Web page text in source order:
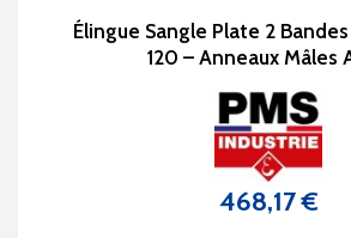
Élingue Sangle Plate 2
120 – Anneaux Mâles
Prix
468,17 €